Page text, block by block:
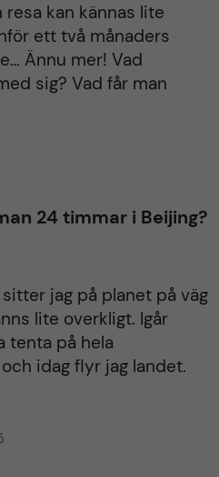
kan kännas lite
ett två månaders
Ännu mer! Vad
sig? Vad får man
24 timmar i Beijing?
jag på planet på väg
lite overkligt. Igår
tenta på hela
idag flyr jag landet.